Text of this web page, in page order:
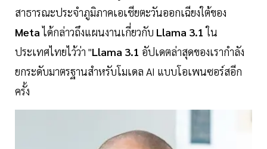
สาธารณะประจำภูมิภาคเอเชียตะวันออกเฉียงใต้ของ
Metaได้กล่าวถึงแผนงานเกี่ยวกับ Llama 3.1 ใน
ประเทศไทยไว้ว่า "Llama 3.1 อัปเดตล่าสุดของเรากำลัง
ยกระดับมาตรฐานสำหรับโมเดล AI แบบโอเพนซอร์สอีก
ครั้ง